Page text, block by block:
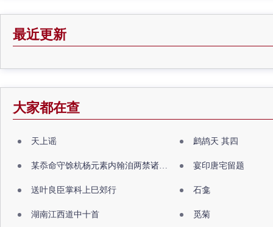
最近更新
大家都在查
天上谣 鹧鸪天 其四
某忝命守馀杭杨元素内翰洎两禁诸公出祖佛寺 宴印唐宅留题
送叶良臣掌科上巳郊行 石龛
湖南江西道中十首 觅菊